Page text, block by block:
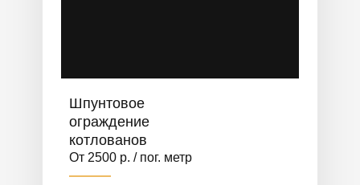
Шпунтовое
ограждение
котлованов
От 2500 р. / пог. метр